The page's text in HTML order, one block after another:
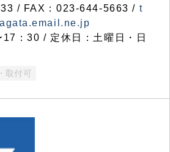
/ FAX：023-644-5663 / t
：30 / 定休日：土曜日・日
取付可